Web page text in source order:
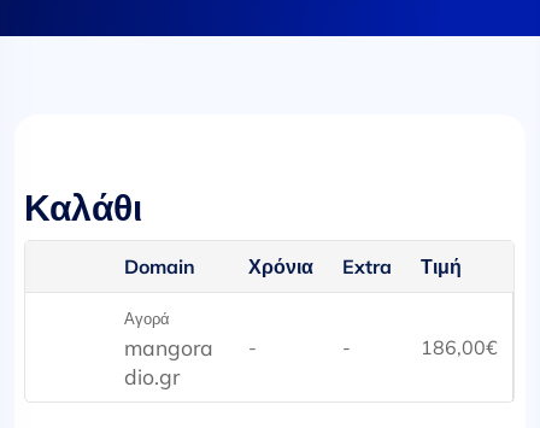
Καλάθι
Domain Χρόνια Extra Τιμή
Αγορά
mangora
dio.gr
- - 186,00€